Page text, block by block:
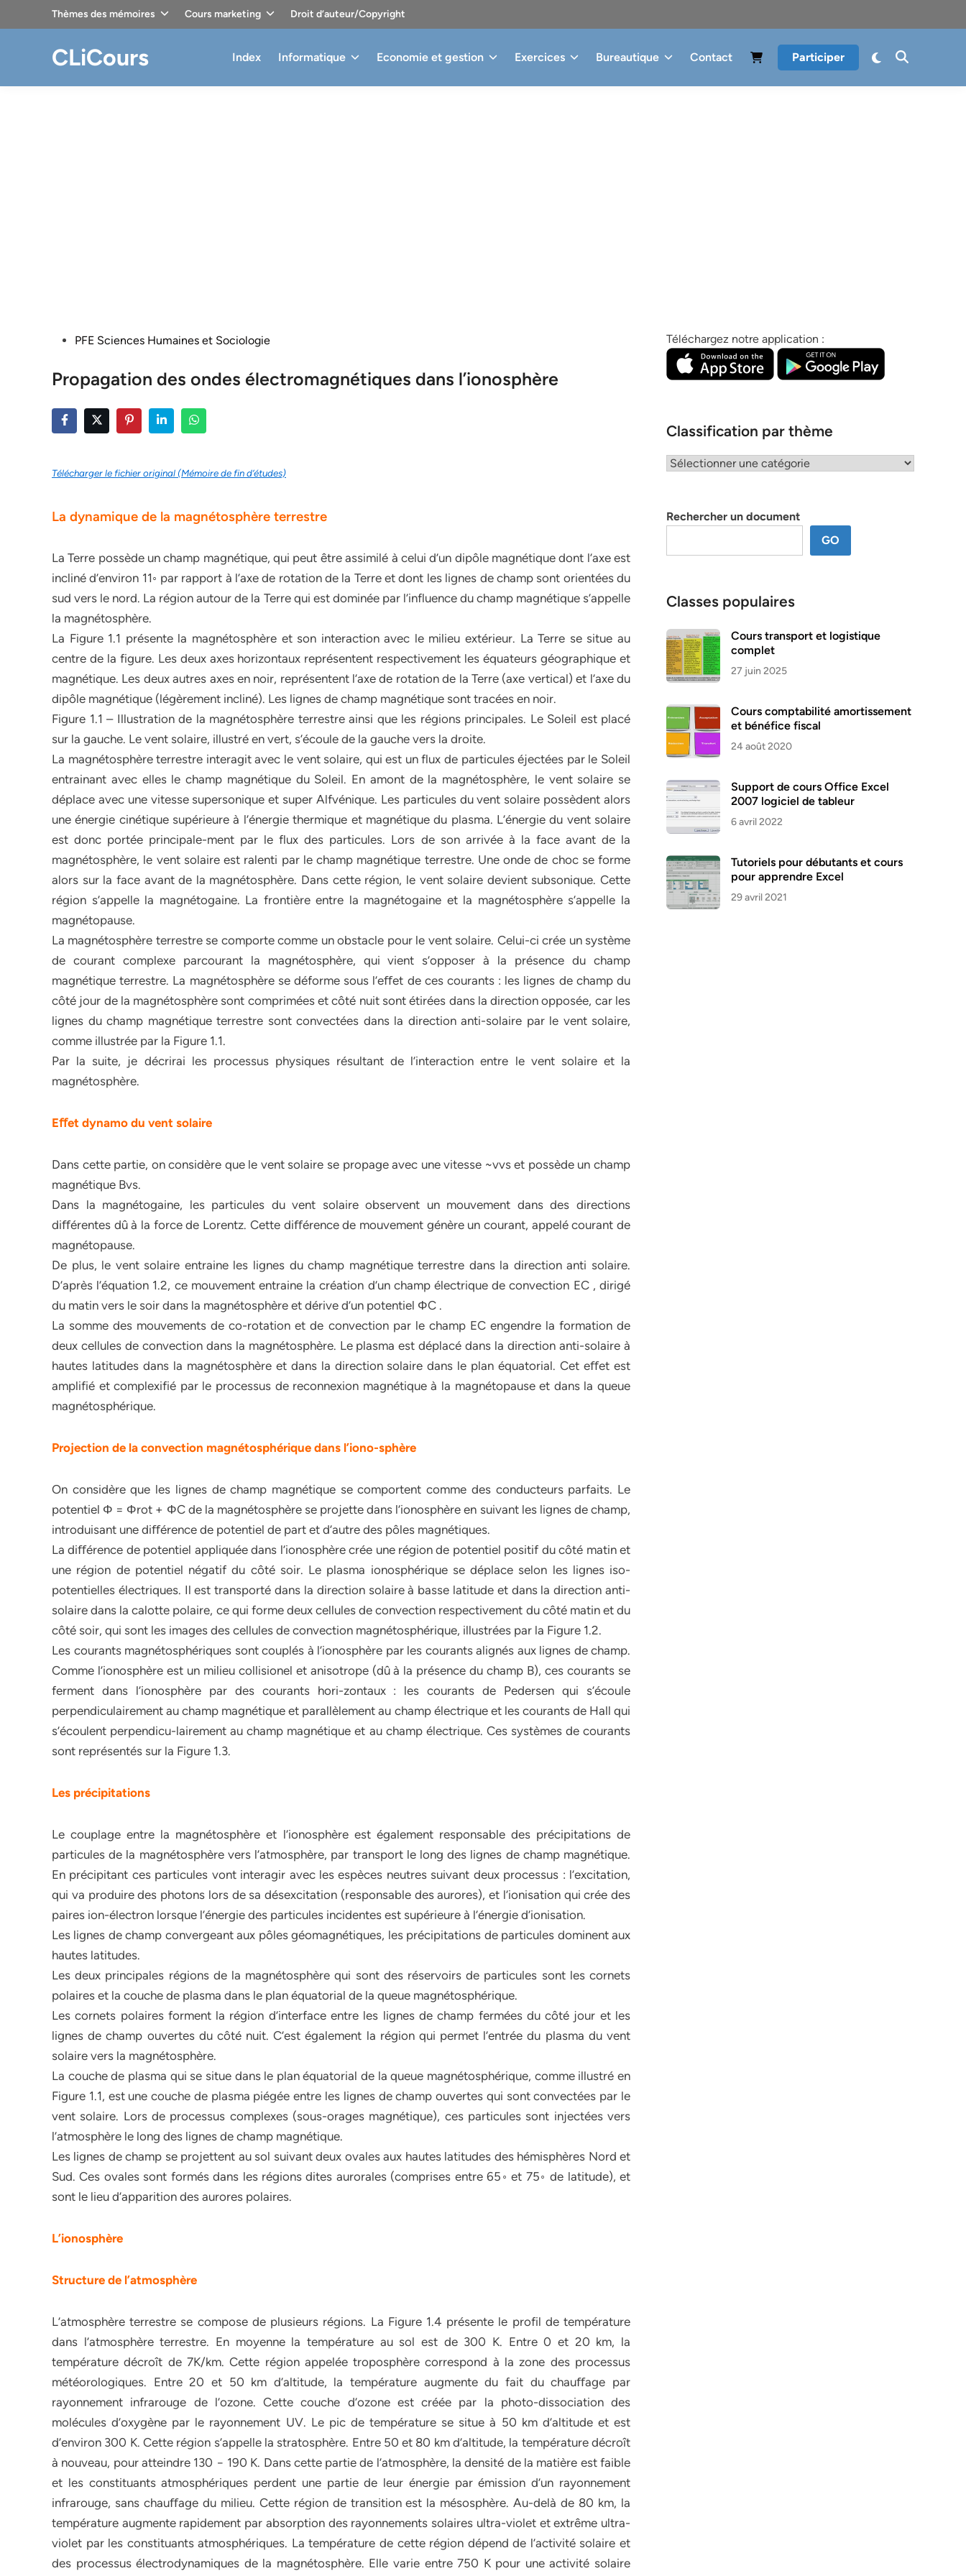
Thèmes des mémoires Cours marketing Droit d’auteur/Copyright
CLiCours Index Informatique Economie et gestion Exercices Bureautique Contact Participer
PostedPFE Sciences Humaines et Sociologie
Propagation des ondes électromagnétiques dans l’ionosphère
Télécharger le fichier original (Mémoire de fin d’études)
La dynamique de la magnétosphère terrestre
La Terre possède un champ magnétique, qui peut être assimilé à celui d’un dipôle magnétique dont l’axe est
incliné d’environ 11◦ par rapport à l’axe de rotation de la Terre et dont les lignes de champ sont orientées du
sud vers le nord. La région autour de la Terre qui est dominée par l’influence du champ magnétique s’appelle
la magnétosphère.
La Figure 1.1 présente la magnétosphère et son interaction avec le milieu extérieur. La Terre se situe au
centre de la figure. Les deux axes horizontaux représentent respectivement les équateurs géographique et
magnétique. Les deux autres axes en noir, représentent l’axe de rotation de la Terre (axe vertical) et l’axe du
dipôle magnétique (légèrement incliné). Les lignes de champ magnétique sont tracées en noir.
Figure 1.1 – Illustration de la magnétosphère terrestre ainsi que les régions principales. Le Soleil est placé
sur la gauche. Le vent solaire, illustré en vert, s’écoule de la gauche vers la droite.
La magnétosphère terrestre interagit avec le vent solaire, qui est un flux de particules éjectées par le Soleil
entrainant avec elles le champ magnétique du Soleil. En amont de la magnétosphère, le vent solaire se
déplace avec une vitesse supersonique et super Alfvénique. Les particules du vent solaire possèdent alors
une énergie cinétique supérieure à l’énergie thermique et magnétique du plasma. L’énergie du vent solaire
est donc portée principale-ment par le flux des particules. Lors de son arrivée à la face avant de la
magnétosphère, le vent solaire est ralenti par le champ magnétique terrestre. Une onde de choc se forme
alors sur la face avant de la magnétosphère. Dans cette région, le vent solaire devient subsonique. Cette
région s’appelle la magnétogaine. La frontière entre la magnétogaine et la magnétosphère s’appelle la
magnétopause.
La magnétosphère terrestre se comporte comme un obstacle pour le vent solaire. Celui-ci crée un système
de courant complexe parcourant la magnétosphère, qui vient s’opposer à la présence du champ
magnétique terrestre. La magnétosphère se déforme sous l’eﬀet de ces courants : les lignes de champ du
côté jour de la magnétosphère sont comprimées et côté nuit sont étirées dans la direction opposée, car les
lignes du champ magnétique terrestre sont convectées dans la direction anti-solaire par le vent solaire,
comme illustrée par la Figure 1.1.
Par la suite, je décrirai les processus physiques résultant de l’interaction entre le vent solaire et la
magnétosphère.
Eﬀet dynamo du vent solaire
Dans cette partie, on considère que le vent solaire se propage avec une vitesse ~vvs et possède un champ
magnétique Bvs.
Dans la magnétogaine, les particules du vent solaire observent un mouvement dans des directions
diﬀérentes dû à la force de Lorentz. Cette diﬀérence de mouvement génère un courant, appelé courant de
magnétopause.
De plus, le vent solaire entraine les lignes du champ magnétique terrestre dans la direction anti solaire.
D’après l’équation 1.2, ce mouvement entraine la création d’un champ électrique de convection EC , dirigé
du matin vers le soir dans la magnétosphère et dérive d’un potentiel ΦC .
La somme des mouvements de co-rotation et de convection par le champ EC engendre la formation de
deux cellules de convection dans la magnétosphère. Le plasma est déplacé dans la direction anti-solaire à
hautes latitudes dans la magnétosphère et dans la direction solaire dans le plan équatorial. Cet eﬀet est
amplifié et complexifié par le processus de reconnexion magnétique à la magnétopause et dans la queue
magnétosphérique.
Projection de la convection magnétosphérique dans l’iono-sphère
On considère que les lignes de champ magnétique se comportent comme des conducteurs parfaits. Le
potentiel Φ = Φrot + ΦC de la magnétosphère se projette dans l’ionosphère en suivant les lignes de champ,
introduisant une diﬀérence de potentiel de part et d’autre des pôles magnétiques.
La diﬀérence de potentiel appliquée dans l’ionosphère crée une région de potentiel positif du côté matin et
une région de potentiel négatif du côté soir. Le plasma ionosphérique se déplace selon les lignes iso-
potentielles électriques. Il est transporté dans la direction solaire à basse latitude et dans la direction anti-
solaire dans la calotte polaire, ce qui forme deux cellules de convection respectivement du côté matin et du
côté soir, qui sont les images des cellules de convection magnétosphérique, illustrées par la Figure 1.2.
Les courants magnétosphériques sont couplés à l’ionosphère par les courants alignés aux lignes de champ.
Comme l’ionosphère est un milieu collisionel et anisotrope (dû à la présence du champ B), ces courants se
ferment dans l’ionosphère par des courants hori-zontaux : les courants de Pedersen qui s’écoule
perpendiculairement au champ magnétique et parallèlement au champ électrique et les courants de Hall qui
s’écoulent perpendicu-lairement au champ magnétique et au champ électrique. Ces systèmes de courants
sont représentés sur la Figure 1.3.
Les précipitations
Le couplage entre la magnétosphère et l’ionosphère est également responsable des précipitations de
particules de la magnétosphère vers l’atmosphère, par transport le long des lignes de champ magnétique.
En précipitant ces particules vont interagir avec les espèces neutres suivant deux processus : l’excitation,
qui va produire des photons lors de sa désexcitation (responsable des aurores), et l’ionisation qui crée des
paires ion-électron lorsque l’énergie des particules incidentes est supérieure à l’énergie d’ionisation.
Les lignes de champ convergeant aux pôles géomagnétiques, les précipitations de particules dominent aux
hautes latitudes.
Les deux principales régions de la magnétosphère qui sont des réservoirs de particules sont les cornets
polaires et la couche de plasma dans le plan équatorial de la queue magnétosphérique.
Les cornets polaires forment la région d’interface entre les lignes de champ fermées du côté jour et les
lignes de champ ouvertes du côté nuit. C’est également la région qui permet l’entrée du plasma du vent
solaire vers la magnétosphère.
La couche de plasma qui se situe dans le plan équatorial de la queue magnétosphérique, comme illustré en
Figure 1.1, est une couche de plasma piégée entre les lignes de champ ouvertes qui sont convectées par le
vent solaire. Lors de processus complexes (sous-orages magnétique), ces particules sont injectées vers
l’atmosphère le long des lignes de champ magnétique.
Les lignes de champ se projettent au sol suivant deux ovales aux hautes latitudes des hémisphères Nord et
Sud. Ces ovales sont formés dans les régions dites aurorales (comprises entre 65◦ et 75◦ de latitude), et
sont le lieu d’apparition des aurores polaires.
L’ionosphère
Structure de l’atmosphère
L’atmosphère terrestre se compose de plusieurs régions. La Figure 1.4 présente le profil de température
dans l’atmosphère terrestre. En moyenne la température au sol est de 300 K. Entre 0 et 20 km, la
température décroît de 7K/km. Cette région appelée troposphère correspond à la zone des processus
météorologiques. Entre 20 et 50 km d’altitude, la température augmente du fait du chauﬀage par
rayonnement infrarouge de l’ozone. Cette couche d’ozone est créée par la photo-dissociation des
molécules d’oxygène par le rayonnement UV. Le pic de température se situe à 50 km d’altitude et est
d’environ 300 K. Cette région s’appelle la stratosphère. Entre 50 et 80 km d’altitude, la température décroît
à nouveau, pour atteindre 130 − 190 K. Dans cette partie de l’atmosphère, la densité de la matière est faible
et les constituants atmosphériques perdent une partie de leur énergie par émission d’un rayonnement
infrarouge, sans chauﬀage du milieu. Cette région de transition est la mésosphère. Au-delà de 80 km, la
température augmente rapidement par absorption des rayonnements solaires ultra-violet et extrême ultra-
violet par les constituants atmosphériques. La température de cette région dépend de l’activité solaire et
des processus électrodynamiques de la magnétosphère. Elle varie entre 750 K pour une activité solaire
Téléchargez notre application :
Classification par thème
Classification
Rechercher un document
GO
Classes populaires
Cours transport et logistique
complet
27 juin 2025
Cours comptabilité amortissement
et bénéfice fiscal
24 août 2020
Support de cours Office Excel
2007 logiciel de tableur
6 avril 2022
Tutoriels pour débutants et cours
pour apprendre Excel
29 avril 2021